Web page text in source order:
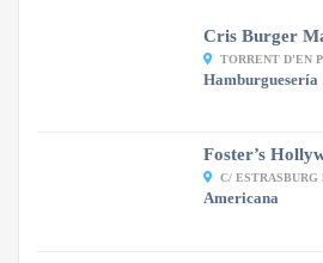
Cris Burger
TORRENT D'EN
Hamburguesería
Foster’s
C/ ESTRASBURG
Americana